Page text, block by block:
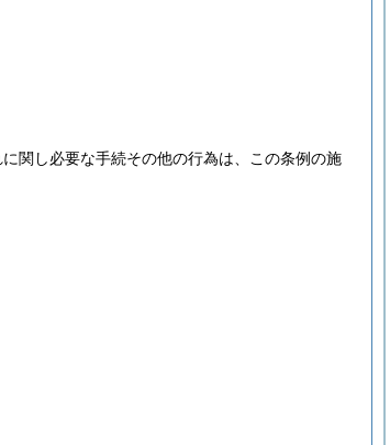
関し必要な手続その他の行為は、この条例の施